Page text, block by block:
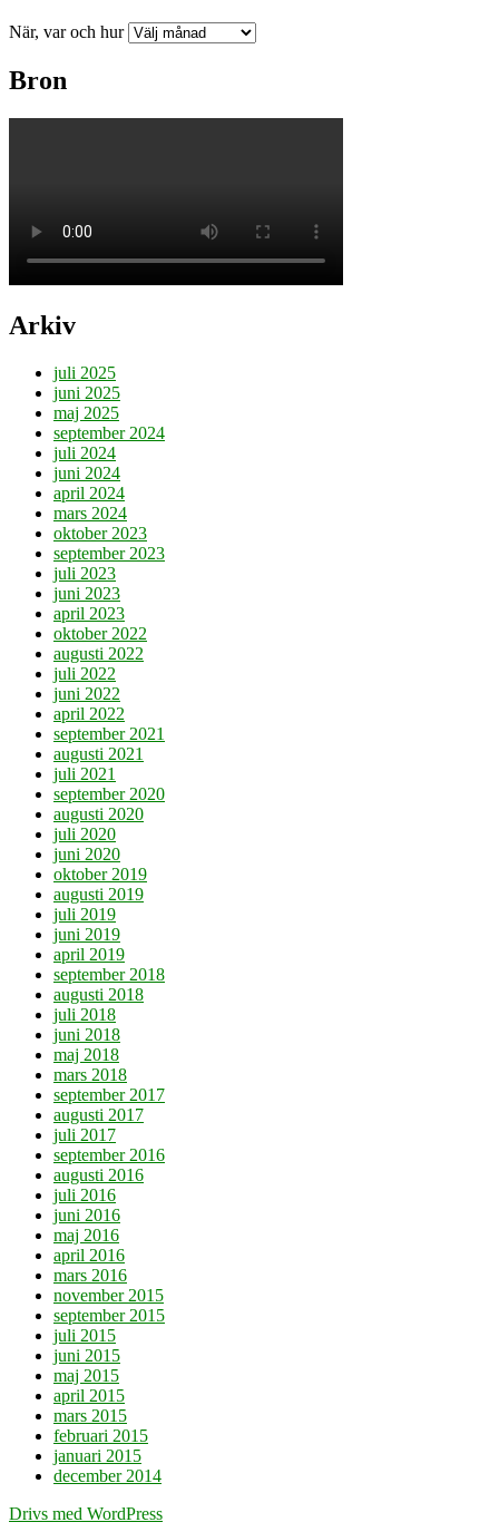
När, var och hur
Bron
Arkiv
juli 2025
juni 2025
maj 2025
september 2024
juli 2024
juni 2024
april 2024
mars 2024
oktober 2023
september 2023
juli 2023
juni 2023
april 2023
oktober 2022
augusti 2022
juli 2022
juni 2022
april 2022
september 2021
augusti 2021
juli 2021
september 2020
augusti 2020
juli 2020
juni 2020
oktober 2019
augusti 2019
juli 2019
juni 2019
april 2019
september 2018
augusti 2018
juli 2018
juni 2018
maj 2018
mars 2018
september 2017
augusti 2017
juli 2017
september 2016
augusti 2016
juli 2016
juni 2016
maj 2016
april 2016
mars 2016
november 2015
september 2015
juli 2015
juni 2015
maj 2015
april 2015
mars 2015
februari 2015
januari 2015
december 2014
Drivs med WordPress